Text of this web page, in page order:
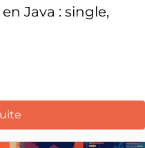
Java : single,